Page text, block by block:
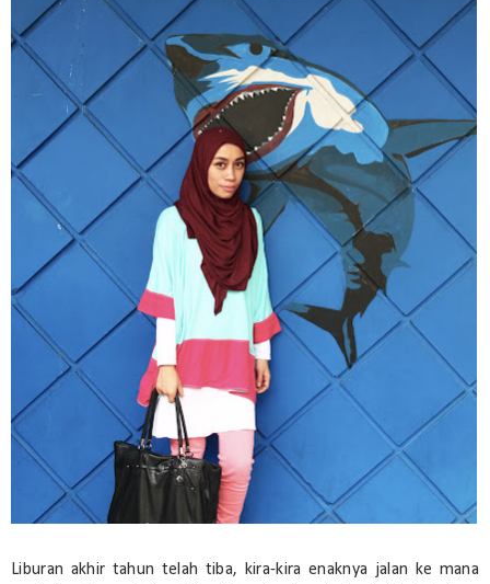
Liburan akhir tahun telah tiba, kira-kira enaknya jalan ke mana